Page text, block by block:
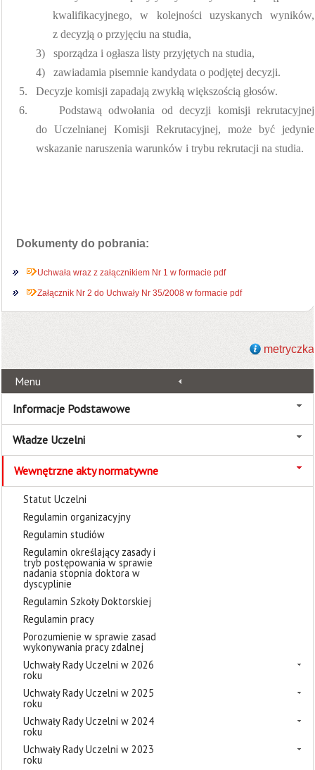
kwalifikacyjnego, w kolejności uzyskanych wyników,
z decyzją o przyjęciu na studia,
3)
sporządza i ogłasza listy przyjętych na studia,
4)
zawiadamia pisemnie kandydata o podjętej decyzji.
5.
Decyzje komisji zapadają zwykłą większością głosów.
6.
Podstawą odwołania od decyzji komisji rekrutacyjnej
do Uczelnianej Komisji Rekrutacyjnej, może być jedynie
wskazanie naruszenia warunków i trybu rekrutacji na studia.
Dokumenty do pobrania:
Uchwała wraz z załącznikiem Nr 1 w formacie pdf
Załącznik Nr 2 do Uchwały Nr 35/2008 w formacie pdf
metryczka
Menu
Informacje Podstawowe
Władze Uczelni
Wewnętrzne akty normatywne
Statut Uczelni
Regulamin organizacyjny
Regulamin studiów
Regulamin określający zasady i
tryb postępowania w sprawie
nadania stopnia doktora w
dyscyplinie
Regulamin Szkoły Doktorskiej
Regulamin pracy
Porozumienie w sprawie zasad
wykonywania pracy zdalnej
Uchwały Rady Uczelni w 2026
roku
Uchwały Rady Uczelni w 2025
roku
Uchwały Rady Uczelni w 2024
roku
Uchwały Rady Uczelni w 2023
roku